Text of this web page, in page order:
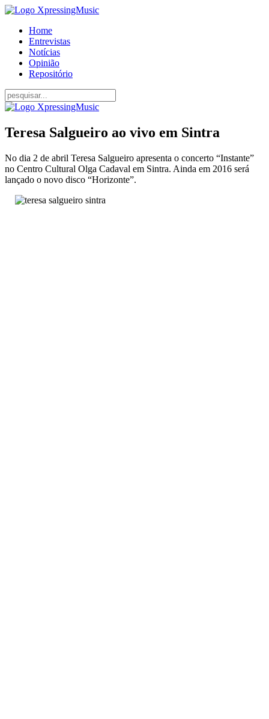
Home
Entrevistas
Notícias
Opinião
Repositório
Teresa Salgueiro ao vivo em Sintra
No dia 2 de abril Teresa Salgueiro apresenta o concerto “Instante”
no Centro Cultural Olga Cadaval em Sintra. Ainda em 2016 será
lançado o novo disco “Horizonte”.